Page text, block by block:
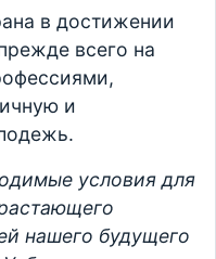
в достижении
всего на
и
условия для
нашего будущего